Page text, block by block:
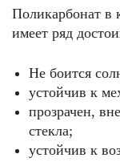
Поликарбонат в
имеет ряд
Не боится
устойчив к
прозрачен,
стекла;
устойчив к